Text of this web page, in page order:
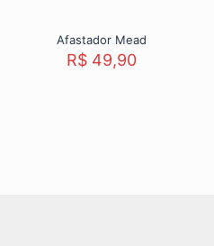
Afastador Mead
R$ 49,90